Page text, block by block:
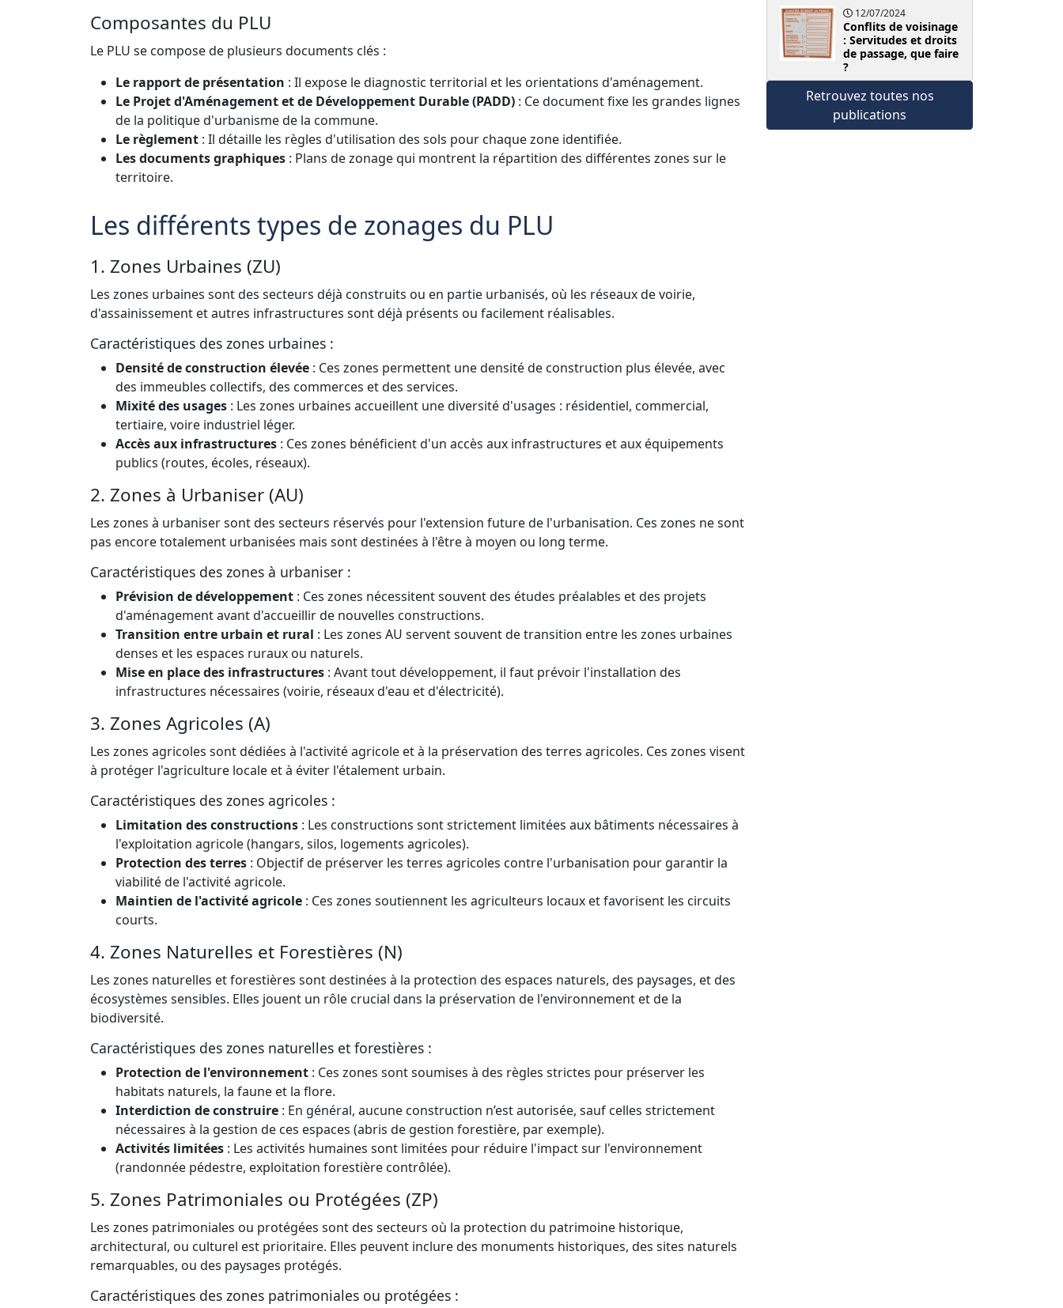
Composantes du PLU
Le PLU se compose de plusieurs documents clés :
Le rapport de présentation : Il expose le diagnostic territorial et les orientations d'aménagement.
Le Projet d'Aménagement et de Développement Durable (PADD) : Ce document fixe les grandes lignes
de la politique d'urbanisme de la commune.
Le règlement : Il détaille les règles d'utilisation des sols pour chaque zone identifiée.
Les documents graphiques : Plans de zonage qui montrent la répartition des différentes zones sur le
territoire.
Les différents types de zonages du PLU
1. Zones Urbaines (ZU)
Les zones urbaines sont des secteurs déjà construits ou en partie urbanisés, où les réseaux de voirie,
d'assainissement et autres infrastructures sont déjà présents ou facilement réalisables.
Caractéristiques des zones urbaines :
Densité de construction élevée : Ces zones permettent une densité de construction plus élevée, avec
des immeubles collectifs, des commerces et des services.
Mixité des usages : Les zones urbaines accueillent une diversité d'usages : résidentiel, commercial,
tertiaire, voire industriel léger.
Accès aux infrastructures : Ces zones bénéficient d'un accès aux infrastructures et aux équipements
publics (routes, écoles, réseaux).
2. Zones à Urbaniser (AU)
Les zones à urbaniser sont des secteurs réservés pour l'extension future de l'urbanisation. Ces zones ne sont
pas encore totalement urbanisées mais sont destinées à l'être à moyen ou long terme.
Caractéristiques des zones à urbaniser :
Prévision de développement : Ces zones nécessitent souvent des études préalables et des projets
d'aménagement avant d'accueillir de nouvelles constructions.
Transition entre urbain et rural : Les zones AU servent souvent de transition entre les zones urbaines
denses et les espaces ruraux ou naturels.
Mise en place des infrastructures : Avant tout développement, il faut prévoir l'installation des
infrastructures nécessaires (voirie, réseaux d'eau et d'électricité).
3. Zones Agricoles (A)
Les zones agricoles sont dédiées à l'activité agricole et à la préservation des terres agricoles. Ces zones visent
à protéger l'agriculture locale et à éviter l'étalement urbain.
Caractéristiques des zones agricoles :
Limitation des constructions : Les constructions sont strictement limitées aux bâtiments nécessaires à
l'exploitation agricole (hangars, silos, logements agricoles).
Protection des terres : Objectif de préserver les terres agricoles contre l'urbanisation pour garantir la
viabilité de l'activité agricole.
Maintien de l'activité agricole : Ces zones soutiennent les agriculteurs locaux et favorisent les circuits
courts.
4. Zones Naturelles et Forestières (N)
Les zones naturelles et forestières sont destinées à la protection des espaces naturels, des paysages, et des
écosystèmes sensibles. Elles jouent un rôle crucial dans la préservation de l'environnement et de la
biodiversité.
Caractéristiques des zones naturelles et forestières :
Protection de l'environnement : Ces zones sont soumises à des règles strictes pour préserver les
habitats naturels, la faune et la flore.
Interdiction de construire : En général, aucune construction n’est autorisée, sauf celles strictement
nécessaires à la gestion de ces espaces (abris de gestion forestière, par exemple).
Activités limitées : Les activités humaines sont limitées pour réduire l'impact sur l'environnement
(randonnée pédestre, exploitation forestière contrôlée).
5. Zones Patrimoniales ou Protégées (ZP)
Les zones patrimoniales ou protégées sont des secteurs où la protection du patrimoine historique,
architectural, ou culturel est prioritaire. Elles peuvent inclure des monuments historiques, des sites naturels
remarquables, ou des paysages protégés.
Caractéristiques des zones patrimoniales ou protégées :
12/07/2024
Conflits de voisinage
: Servitudes et droits
de passage, que faire
?
Retrouvez toutes nos
publications